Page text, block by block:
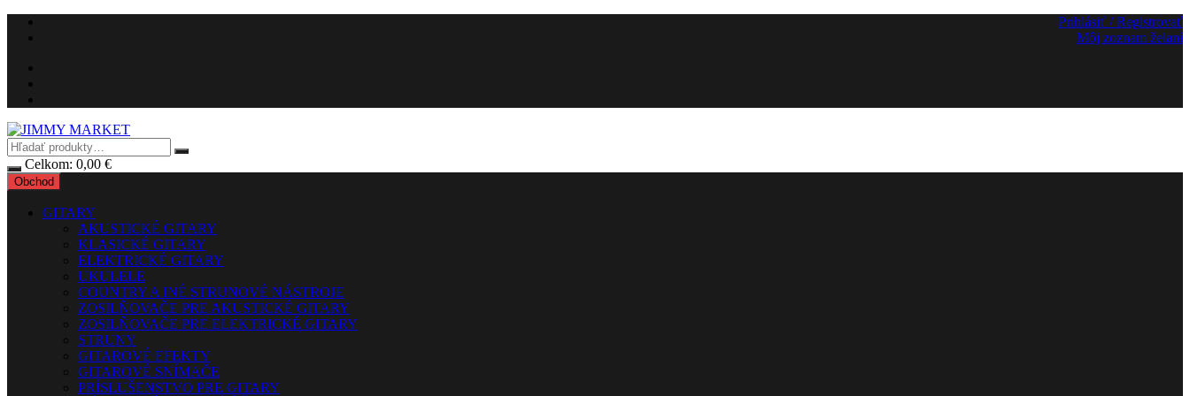
Preskočiť
Prihlásiť / Registrovať
Môj zoznam želaní
Celkom: 0,00 €
Obchod
GITARY
AKUSTICKÉ GITARY
KLASICKÉ GITARY
ELEKTRICKÉ GITARY
UKULELE
COUNTRY A INÉ STRUNOVÉ NÁSTROJE
ZOSILŇOVAČE PRE AKUSTICKÉ GITARY
ZOSILŇOVAČE PRE ELEKTRICKÉ GITARY
STRUNY
GITAROVÉ EFEKTY
GITAROVÉ SNÍMAČE
PRÍSLUŠENSTVO PRE GITARY